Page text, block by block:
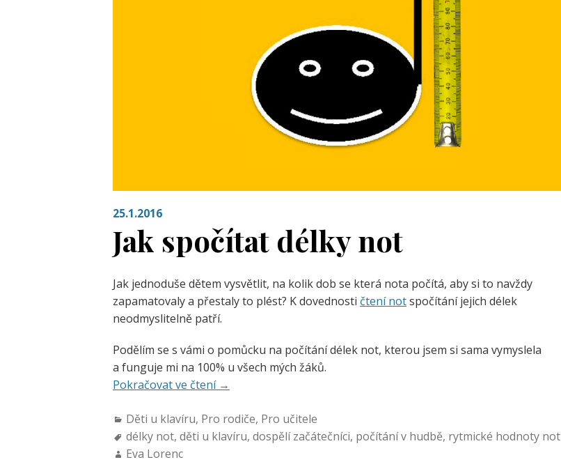
25.1.2016
Jak spočítat délky not
Jak jednoduše dětem vysvětlit, na kolik dob se která nota počítá, aby si to navždy
zapamatovaly a přestaly to plést? K dovednosti čtení notspočítání jejich délek
neodmyslitelně patří.
Podělím se s vámi o pomůcku na počítání délek not, kterou jsem si sama vymyslela
a funguje mi na 100% u všech mých žáků.
Pokračovat ve čtení →
Děti u klavíru, Pro rodiče, Pro učitele
délky not, děti u klavíru, dospělí začátečníci, počítání v hudbě, rytmické hodnoty not
Eva Lorenc